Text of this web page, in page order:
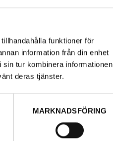
funktioner för
information från din enhet
tur kombinera informationen
deras tjänster.
MARKNADSFÖRING